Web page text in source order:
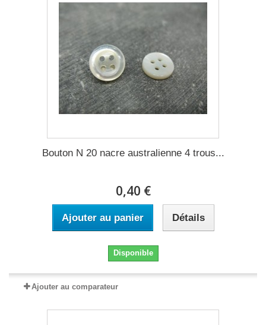
Bouton N 20 nacre australienne 4 trous...
0,40 €
Ajouter au panier Détails
Disponible
Ajouter au comparateur